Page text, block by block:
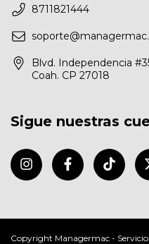
8711821444
Blvd. Independencia
Coah. CP 27018
Sigue nuestras
Copyright Managermac -